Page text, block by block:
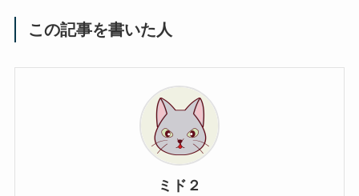
この記事を書いた人
ミド２